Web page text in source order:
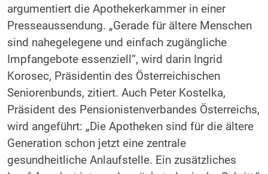
argumentiert die Apothekerkammer in einer
Presseaussendung. „Gerade für ältere Menschen
sind nahegelegene und einfach zugängliche
Impfangebote essenziell“, wird darin Ingrid
Korosec, Präsidentin des Österreichischen
Seniorenbunds, zitiert. Auch Peter Kostelka,
Präsident des Pensionistenverbandes Österreichs,
wird angeführt: „Die Apotheken sind für die ältere
Generation schon jetzt eine zentrale
gesundheitliche Anlaufstelle. Ein zusätzliches